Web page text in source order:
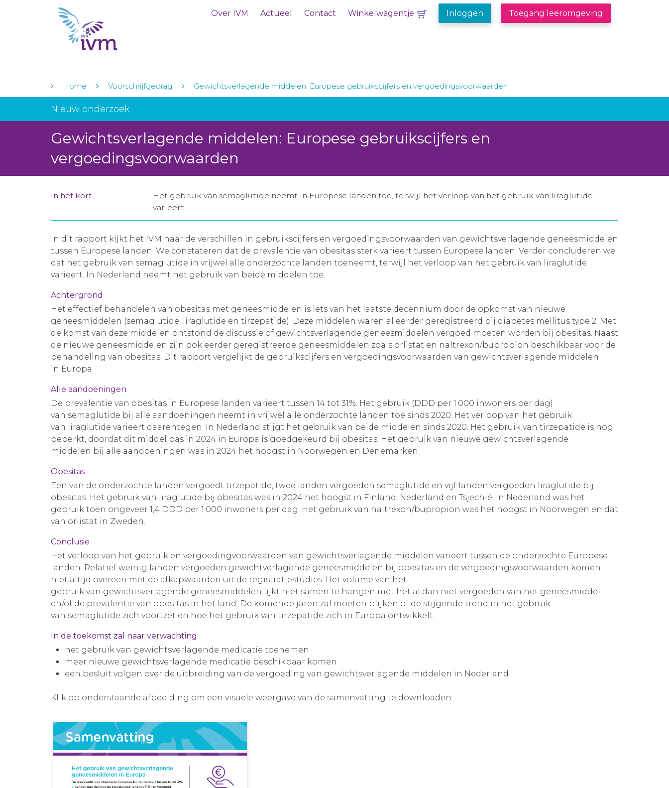
Over IVM Actueel Contact Winkelwagentje Inloggen Toegang leeromgeving
Home Voorschrijfgedrag Gewichtsverlagende middelen: Europese gebruikscijfers en vergoedingsvoorwaarden
Nieuw onderzoek
Gewichtsverlagende middelen: Europese gebruikscijfers en
vergoedingsvoorwaarden
In het kort
Het gebruik van semaglutide neemt in Europese landen toe, terwijl het verloop van het gebruik van liraglutide
varieert.
In dit rapport kijkt het IVM naar de verschillen in gebruikscijfers en vergoedingsvoorwaarden van gewichtsverlagende geneesmiddelen
tussen Europese landen. We constateren dat de prevalentie van obesitas sterk varieert tussen Europese landen. Verder concluderen we
dat het gebruik van semaglutide in vrijwel alle onderzochte landen toeneemt, terwijl het verloop van het gebruik van liraglutide
varieert. In Nederland neemt het gebruik van beide middelen toe.
Achtergrond
Het effectief behandelen van obesitas met geneesmiddelen is iets van het laatste decennium door de opkomst van nieuwe
geneesmiddelen (semaglutide, liraglutide en tirzepatide). Deze middelen waren al eerder geregistreerd bij diabetes mellitus type 2. Met
de komst van deze middelen ontstond de discussie of gewichtsverlagende geneesmiddelen vergoed moeten worden bij obesitas. Naast
de nieuwe geneesmiddelen zijn ook eerder geregistreerde geneesmiddelen zoals orlistat en naltrexon/bupropion beschikbaar voor de
behandeling van obesitas. Dit rapport vergelijkt de gebruikscijfers en vergoedingsvoorwaarden van gewichtsverlagende middelen
in Europa.
Alle aandoeningen
De prevalentie van obesitas in Europese landen varieert tussen 14 tot 31%. Het gebruik (DDD per 1.000 inwoners per dag)
van semaglutide bij alle aandoeningen neemt in vrijwel alle onderzochte landen toe sinds 2020. Het verloop van het gebruik
van liraglutide varieert daarentegen. In Nederland stijgt het gebruik van beide middelen sinds 2020. Het gebruik van tirzepatide is nog
beperkt, doordat dit middel pas in 2024 in Europa is goedgekeurd bij obesitas. Het gebruik van nieuwe gewichtsverlagende
middelen bij alle aandoeningen was in 2024 het hoogst in Noorwegen en Denemarken.
Obesitas
Eén van de onderzochte landen vergoedt tirzepatide, twee landen vergoeden semaglutide en vijf landen vergoeden liraglutide bij
obesitas. Het gebruik van liraglutide bij obesitas was in 2024 het hoogst in Finland, Nederland en Tsjechië. In Nederland was het
gebruik toen ongeveer 1,4 DDD per 1.000 inwoners per dag. Het gebruik van naltrexon/bupropion was het hoogst in Noorwegen en dat
van orlistat in Zweden.
Conclusie
Het verloop van het gebruik en vergoedingvoorwaarden van gewichtsverlagende middelen varieert tussen de onderzochte Europese
landen. Relatief weinig landen vergoeden gewichtverlagende geneesmiddelen bij obesitas en de vergoedingsvoorwaarden komen
niet altijd overeen met de afkapwaarden uit de registratiestudies. Het volume van het
gebruik van gewichtsverlagende geneesmiddelen lijkt niet samen te hangen met het al dan niet vergoeden van het geneesmiddel
en/of de prevalentie van obesitas in het land. De komende jaren zal moeten blijken of de stijgende trend in het gebruik
van semaglutide zich voortzet en hoe het gebruik van tirzepatide zich in Europa ontwikkelt.
In de toekomst zal naar verwachting:
het gebruik van gewichtsverlagende medicatie toenemen
meer nieuwe gewichtsverlagende medicatie beschikbaar komen
een besluit volgen over de uitbreiding van de vergoeding van gewichtsverlagende middelen in Nederland
Klik op onderstaande afbeelding om een visuele weergave van de samenvatting te downloaden.